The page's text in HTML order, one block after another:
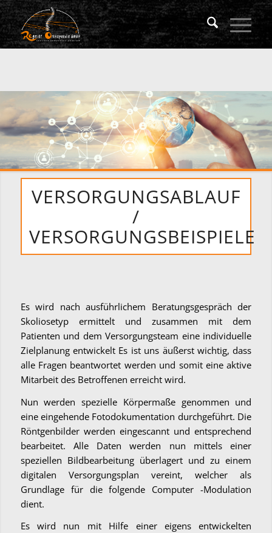
VERSORGUNGSABLAUF
/
VERSORGUNGSBEISPIELE
Es wird nach ausführlichem Beratungsgespräch der
Skoliosetyp ermittelt und zusammen mit dem
Patienten und dem Versorgungsteam eine individuelle
Zielplanung entwickelt Es ist uns äußerst wichtig, dass
alle Fragen beantwortet werden und somit eine aktive
Mitarbeit des Betroffenen erreicht wird.
Nun werden spezielle Körpermaße genommen und
eine eingehende Fotodokumentation durchgeführt. Die
Röntgenbilder werden eingescannt und entsprechend
bearbeitet. Alle Daten werden nun mittels einer
speziellen Bildbearbeitung überlagert und zu einem
digitalen Versorgungsplan vereint, welcher als
Grundlage für die folgende Computer -Modulation
dient.
Es wird nun mit Hilfe einer eigens entwickelten